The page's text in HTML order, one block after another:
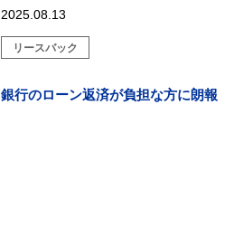
2025.08.13
リースバック
銀行のローン返済が負担な方に朗報